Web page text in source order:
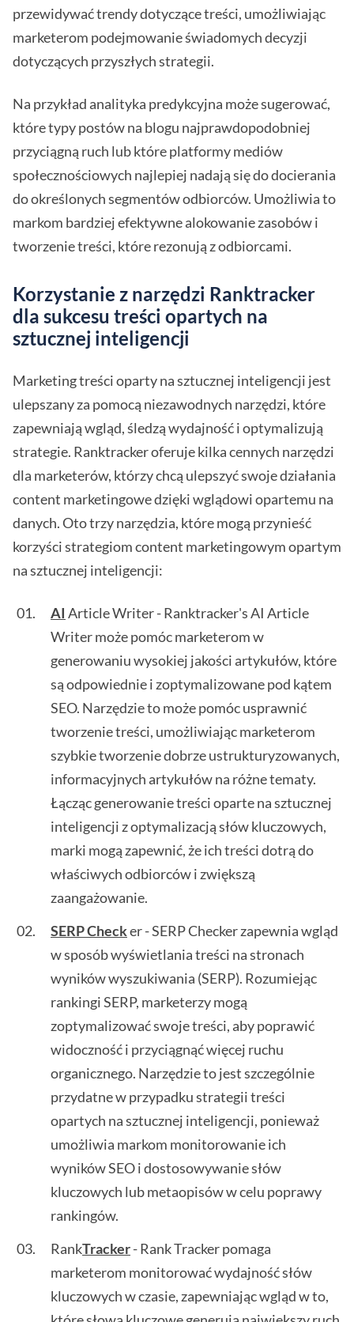
przewidywać trendy dotyczące treści, umożliwiając
marketerom podejmowanie świadomych decyzji
dotyczących przyszłych strategii.
Na przykład analityka predykcyjna może sugerować,
które typy postów na blogu najprawdopodobniej
przyciągną ruch lub które platformy mediów
społecznościowych najlepiej nadają się do docierania
do określonych segmentów odbiorców. Umożliwia to
markom bardziej efektywne alokowanie zasobów i
tworzenie treści, które rezonują z odbiorcami.
Korzystanie z narzędzi Ranktracker
dla sukcesu treści opartych na
sztucznej inteligencji
Marketing treści oparty na sztucznej inteligencji jest
ulepszany za pomocą niezawodnych narzędzi, które
zapewniają wgląd, śledzą wydajność i optymalizują
strategie. Ranktracker oferuje kilka cennych narzędzi
dla marketerów, którzy chcą ulepszyć swoje działania
content marketingowe dzięki wglądowi opartemu na
danych. Oto trzy narzędzia, które mogą przynieść
korzyści strategiom content marketingowym opartym
na sztucznej inteligencji:
AI Article Writer - Ranktracker's AI Article
Writer może pomóc marketerom w
generowaniu wysokiej jakości artykułów, które
są odpowiednie i zoptymalizowane pod kątem
SEO. Narzędzie to może pomóc usprawnić
tworzenie treści, umożliwiając marketerom
szybkie tworzenie dobrze ustrukturyzowanych,
informacyjnych artykułów na różne tematy.
Łącząc generowanie treści oparte na sztucznej
inteligencji z optymalizacją słów kluczowych,
marki mogą zapewnić, że ich treści dotrą do
właściwych odbiorców i zwiększą
zaangażowanie.
SERP Checker - SERP Checker zapewnia wgląd
w sposób wyświetlania treści na stronach
wyników wyszukiwania (SERP). Rozumiejąc
rankingi SERP, marketerzy mogą
zoptymalizować swoje treści, aby poprawić
widoczność i przyciągnąć więcej ruchu
organicznego. Narzędzie to jest szczególnie
przydatne w przypadku strategii treści
opartych na sztucznej inteligencji, ponieważ
umożliwia markom monitorowanie ich
wyników SEO i dostosowywanie słów
kluczowych lub metaopisów w celu poprawy
rankingów.
RankTracker- Rank Tracker pomaga
marketerom monitorować wydajność słów
kluczowych w czasie, zapewniając wgląd w to,